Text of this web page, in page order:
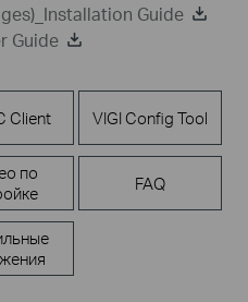
Guide
Guide
Client VIGI Config Tool
по
FAQ